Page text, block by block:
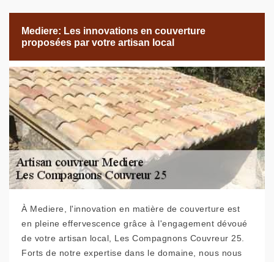
Mediere: Les innovations en couverture
proposées par votre artisan local
À Mediere, l'innovation en matière de couverture est
en pleine effervescence grâce à l'engagement dévoué
de votre artisan local, Les Compagnons Couvreur 25.
Forts de notre expertise dans le domaine, nous nous